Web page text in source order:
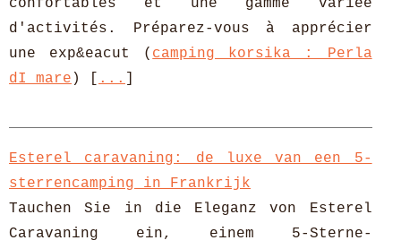
confortables et une gamme variée
d'activités. Préparez-vous à apprécier
une exp&eacut ( camping korsika : Perla
dI mare ) [ ...
Esterel caravaning: de luxe van een 5-
sterrencamping in Frankrijk
Tauchen Sie in die Eleganz von Esterel
Caravaning ein, einem 5-Sterne-